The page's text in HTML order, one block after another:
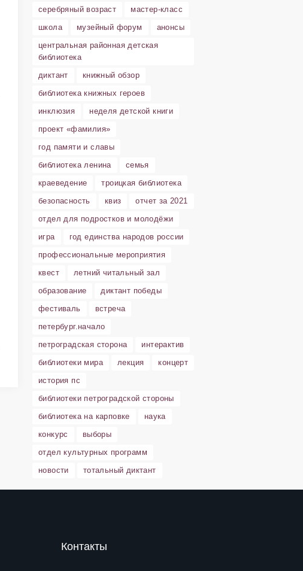
серебряный возраст
мастер-класс
школа
музейный форум
анонсы
центральная районная детская
библиотека
диктант
книжный обзор
библиотека книжных героев
инклюзия
неделя детской книги
проект «фамилия»
год памяти и славы
библиотека ленина
семья
краеведение
троицкая библиотека
безопасность
квиз
отчет за 2021
отдел для подростков и молодёжи
игра
год единства народов россии
профессиональные мероприятия
квест
летний читальный зал
образование
диктант победы
фестиваль
встреча
петербург.начало
петроградская сторона
интерактив
библиотеки мира
лекция
концерт
история пс
библиотеки петроградской стороны
библиотека на карповке
наука
конкурс
выборы
отдел культурных программ
новости
тотальный диктант
Контакты